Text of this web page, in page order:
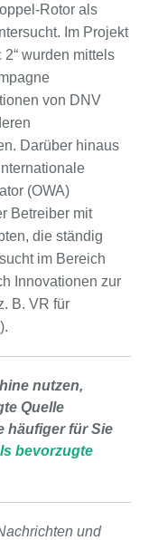
Rotor als
Im Projekt
wurden mittels
von DNV
Darüber hinaus
(OWA)
Betreiber mit
die ständig
im Bereich
Innovationen zur
B. VR für
nutzen,
Quelle
häufiger für Sie
bevorzugte
und